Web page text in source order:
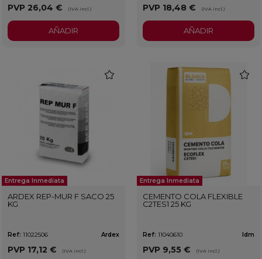
PVP 26,04 € (IVA incl.)
AÑADIR
PVP 18,48 € (IVA incl.)
AÑADIR
Entrega Inmediata
ARDEX REP-MUR F SACO 25
KG
Ref: 11022506 Ardex
PVP 17,12 € (IVA incl.)
Entrega Inmediata
CEMENTO COLA FLEXIBLE
C2TES1 25 KG
Ref: 11040610 Idm
PVP 9,55 € (IVA incl.)